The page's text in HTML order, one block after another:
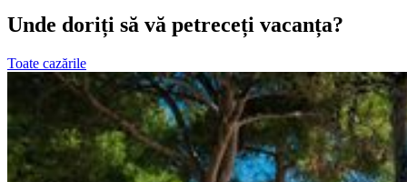
Unde doriți să vă petreceți vacanța?
Toate cazările